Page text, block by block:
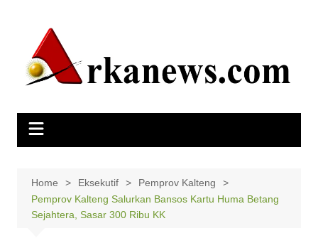
Home Eksekutif
Pemprov Kalteng
Pemprov Kalteng Salurkan Bansos Kartu Huma Betang
Sejahtera, Sasar 300 Ribu KK